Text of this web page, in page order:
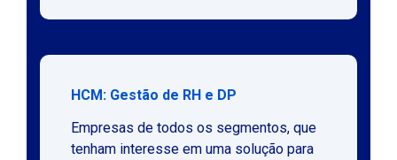
HCM: Gestão de RH e DP
Empresas de todos os segmentos, que
tenham interesse em uma solução para